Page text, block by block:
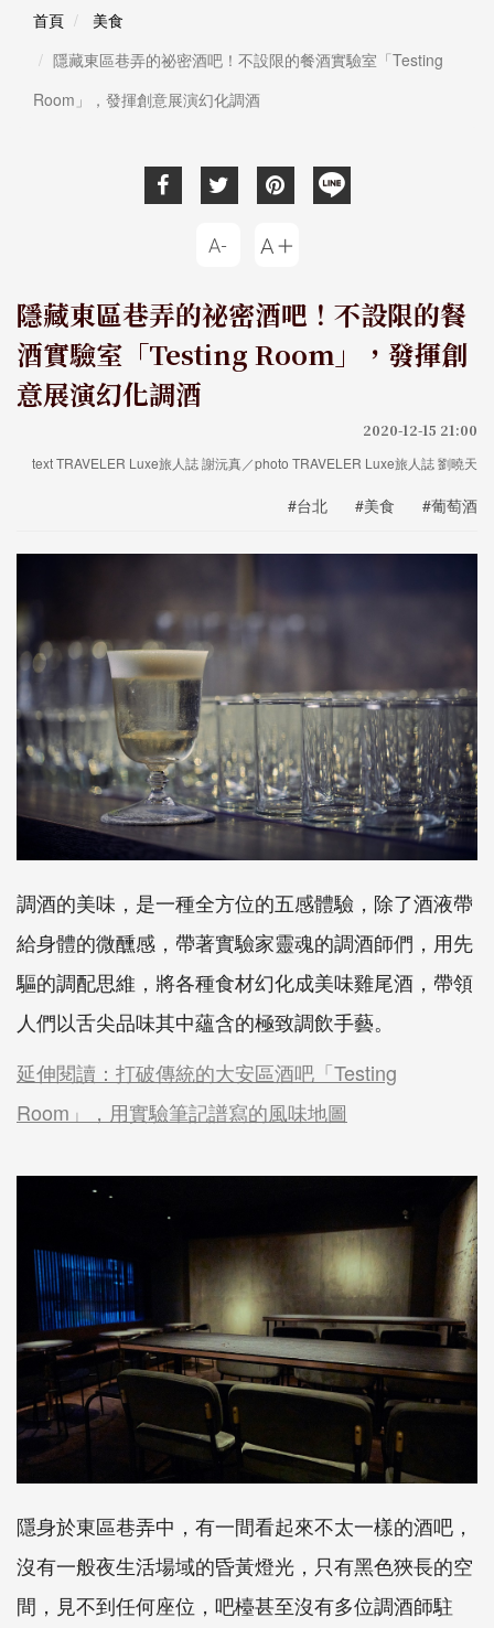
首頁
美食
隱藏東區巷弄的祕密酒吧！不設限的餐酒實驗室「Testing
Room」，發揮創意展演幻化調酒
隱藏東區巷弄的祕密酒吧！不設限的餐
酒實驗室「Testing Room」，發揮創
意展演幻化調酒
2020-12-15 21:00
text TRAVELER Luxe旅人誌 謝沅真／photo TRAVELER Luxe旅人誌 劉曉天
#台北 #美食 #葡萄酒
調酒的美味，是一種全方位的五感體驗，除了酒液帶
給身體的微醺感，帶著實驗家靈魂的調酒師們，用先
驅的調配思維，將各種食材幻化成美味雞尾酒，帶領
人們以舌尖品味其中蘊含的極致調飲手藝。
延伸閱讀：打破傳統的大安區酒吧「Testing
Room」，用實驗筆記譜寫的風味地圖
隱身於東區巷弄中，有一間看起來不太一樣的酒吧，
沒有一般夜生活場域的昏黃燈光，只有黑色狹長的空
間，見不到任何座位，吧檯甚至沒有多位調酒師駐